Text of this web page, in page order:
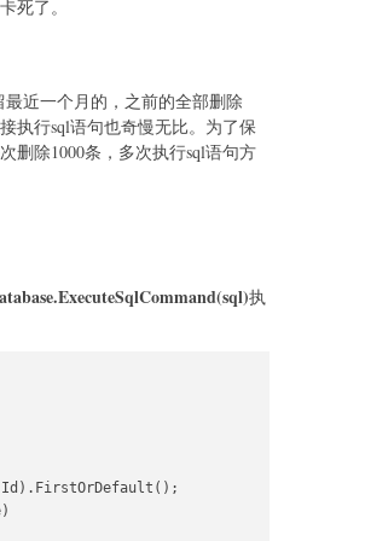
死了。
近一个月的，之前的全部删除
执行sql语句也奇慢无比。为了保
删除1000条，多次执行sql语句方
执